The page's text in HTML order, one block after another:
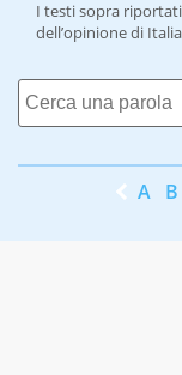
I testi sopra
dell’opinione di
A B